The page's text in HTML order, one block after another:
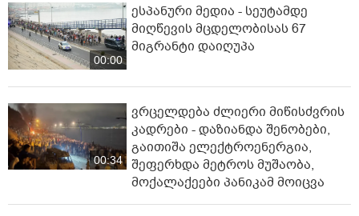
00:00
ესპანური მედია - სეუტამდე
მიღწევის მცდელობისას 67
მიგრანტი დაიღუპა
00:34
ვრცელდება ძლიერი მიწისძვრის
კადრები - დაზიანდა შენობები,
გაითიშა ელექტროენერგია,
შეფერხდა მეტროს მუშაობა,
მოქალაქეები პანიკამ მოიცვა